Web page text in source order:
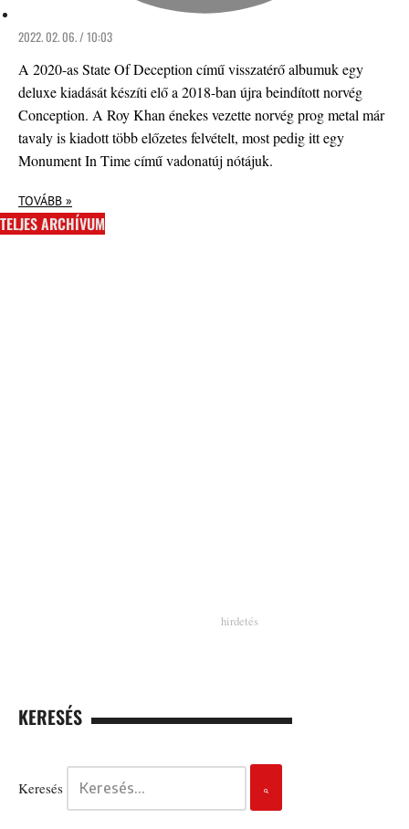
2022. 02. 06. / 10:03
A 2020-as State Of Deception című visszatérő albumuk egy
deluxe kiadását készíti elő a 2018-ban újra beindított norvég
Conception. A Roy Khan énekes vezette norvég prog metal már
tavaly is kiadott több előzetes felvételt, most pedig itt egy
Monument In Time című vadonatúj nótájuk.
TOVÁBB »
TELJES ARCHÍVUM
KERESÉS
Keresés